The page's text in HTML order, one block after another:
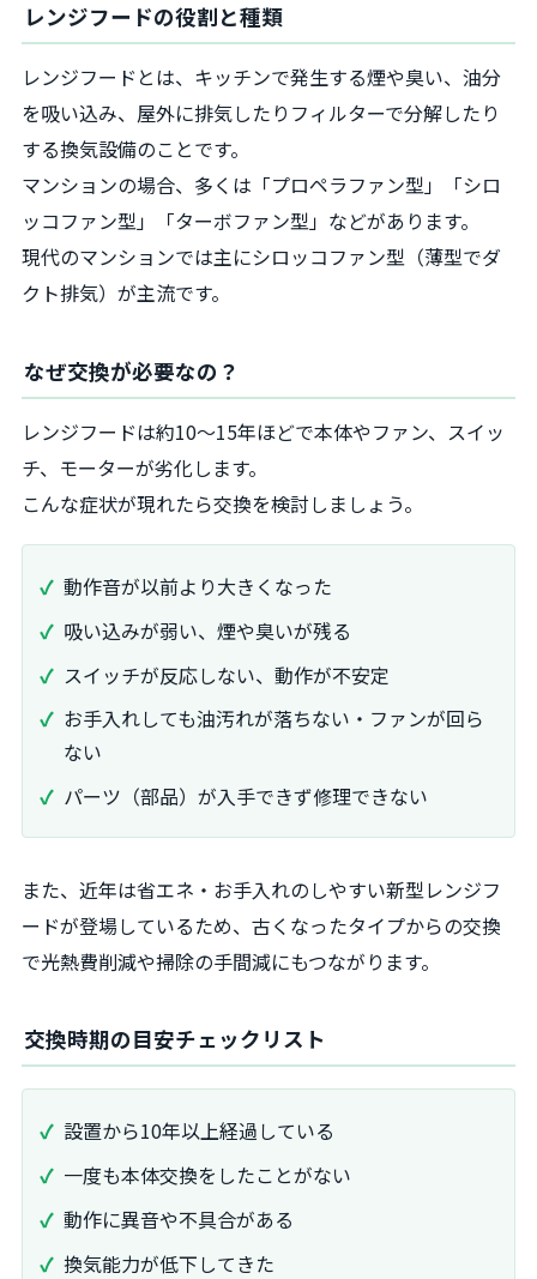
レンジフードの役割と種類
レンジフードとは、キッチンで発生する煙や臭い、油分
を吸い込み、屋外に排気したりフィルターで分解したり
する換気設備のことです。
マンションの場合、多くは「プロペラファン型」「シロ
ッコファン型」「ターボファン型」などがあります。
現代のマンションでは主にシロッコファン型（薄型でダ
クト排気）が主流です。
なぜ交換が必要なの？
レンジフードは約10〜15年ほどで本体やファン、スイッ
チ、モーターが劣化します。
こんな症状が現れたら交換を検討しましょう。
動作音が以前より大きくなった
吸い込みが弱い、煙や臭いが残る
スイッチが反応しない、動作が不安定
お手入れしても油汚れが落ちない・ファンが回ら
ない
パーツ（部品）が入手できず修理できない
また、近年は省エネ・お手入れのしやすい新型レンジフ
ードが登場しているため、古くなったタイプからの交換
で光熱費削減や掃除の手間減にもつながります。
交換時期の目安チェックリスト
設置から10年以上経過している
一度も本体交換をしたことがない
動作に異音や不具合がある
換気能力が低下してきた